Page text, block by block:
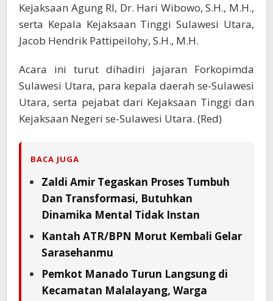
Kejaksaan Agung RI, Dr. Hari Wibowo, S.H., M.H.,
serta Kepala Kejaksaan Tinggi Sulawesi Utara,
Jacob Hendrik Pattipeilohy, S.H., M.H.
Acara ini turut dihadiri jajaran Forkopimda
Sulawesi Utara, para kepala daerah se-Sulawesi
Utara, serta pejabat dari Kejaksaan Tinggi dan
Kejaksaan Negeri se-Sulawesi Utara. (Red)
BACA JUGA
Zaldi Amir Tegaskan Proses Tumbuh
Dan Transformasi, Butuhkan
Dinamika Mental Tidak Instan
Kantah ATR/BPN Morut Kembali Gelar
Sarasehanmu
Pemkot Manado Turun Langsung di
Kecamatan Malalayang, Warga